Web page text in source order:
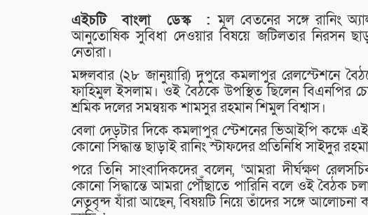
এইচটিবাংলা ডেস্ক :মূল বেতনের সঙ্গে রানিং
আনুতোষিক সুবিধা দেওয়ার বিষয়ে জটিলতার নিরসন
নেতারা।
মঙ্গলবার (২৮ জানুয়ারি) দুপুরে কমলাপুর রেলস্টেশনে
ফাহিমুল ইসলাম। ওই বৈঠকে উপস্থিত ছিলেন বিএনপির
শ্রমিক দলের সমন্বয়ক শামসুর রহমান শিমুল বিশ্বাস।
বেলা দেড়টার দিকে কমলাপুর স্টেশনের ভিআইপি কক্ষে
কোনো সিদ্ধান্ত ছাড়াই রানিং স্টাফদের প্রতিনিধি সাইদুর
পরে তিনি সাংবাদিকদের বলেন, ‘আমরা দীর্ঘক্ষণ
কোনো সিদ্ধান্তে আমরা পৌঁছাতে পারিনি বলে ওই বৈঠক
নেতৃবৃন্দ যাঁরা আছেন, বিষয়টি নিয়ে তাঁদের সঙ্গে